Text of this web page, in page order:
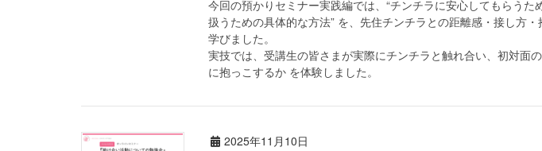
今回の預かりセミナー実践編では、“チンチラに安心してもらうた
扱うための具体的な方法” を、先住チンチラとの距離感・接し方
学びました。
実技では、受講生の皆さまが実際にチンチラと触れ合い、初対面
に抱っこするか を体験しました。
2025年11月10日